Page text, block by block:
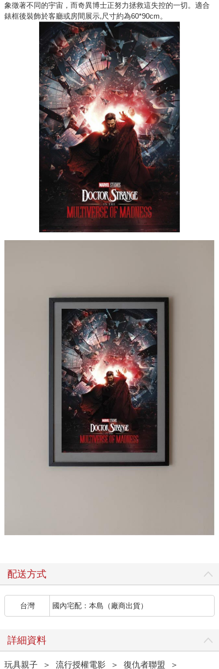
象徵著不同的宇宙，而奇異博士正努力拯救這失控的一切。適合
錶框後裝飾於客廳或房間展示,尺寸約為60*90cm。
配送方式
台灣 國內宅配：本島（廠商出貨）
詳細資料
玩具親子 ＞ 流行授權電影 ＞ 復仇者聯盟 ＞